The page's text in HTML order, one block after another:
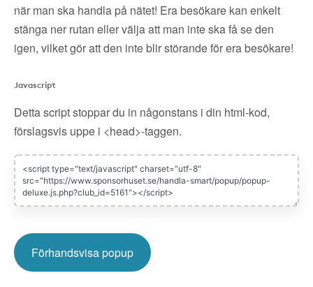
när man ska handla på nätet! Era besökare kan enkelt
stänga ner rutan eller välja att man inte ska få se den
igen, vilket gör att den inte blir störande för era besökare!
Javascript
Detta script stoppar du in någonstans i din html-kod,
förslagsvis uppe i <head>-taggen.
Förhandsvisa popup